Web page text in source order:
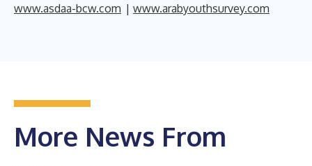
www.asdaa-bcw.com | www.arabyouthsurvey.com
More News From